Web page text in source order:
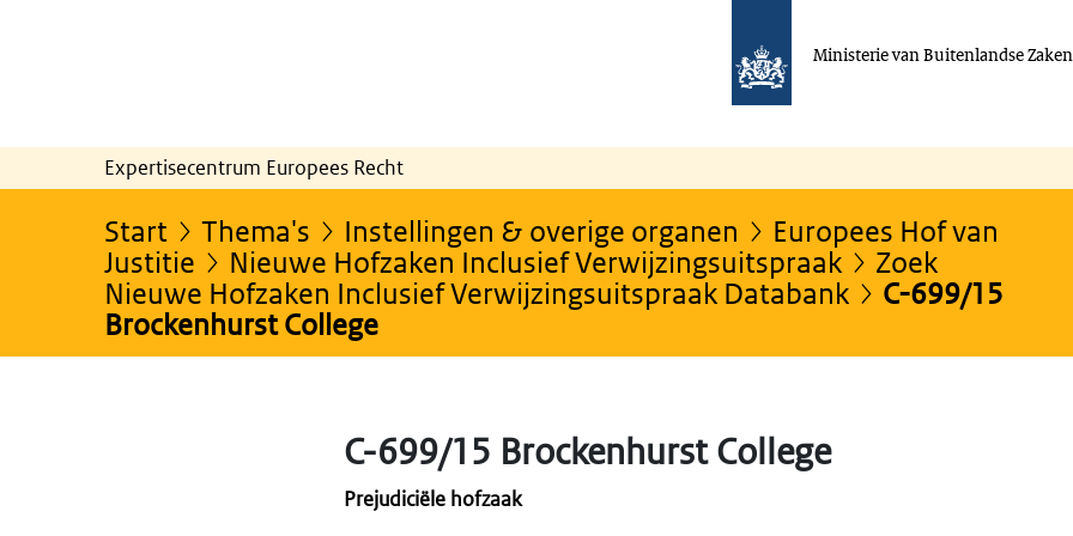
Ministerie van Buitenlandse Zaken
Expertisecentrum Europees Recht
Start Thema's Instellingen & overige organen
Europees Hof van
Justitie
Nieuwe Hofzaken Inclusief Verwijzingsuitspraak
Zoek
Nieuwe Hofzaken Inclusief Verwijzingsuitspraak Databank
C-699/15
Brockenhurst College
C-699/15 Brockenhurst College
Prejudiciële hofzaak